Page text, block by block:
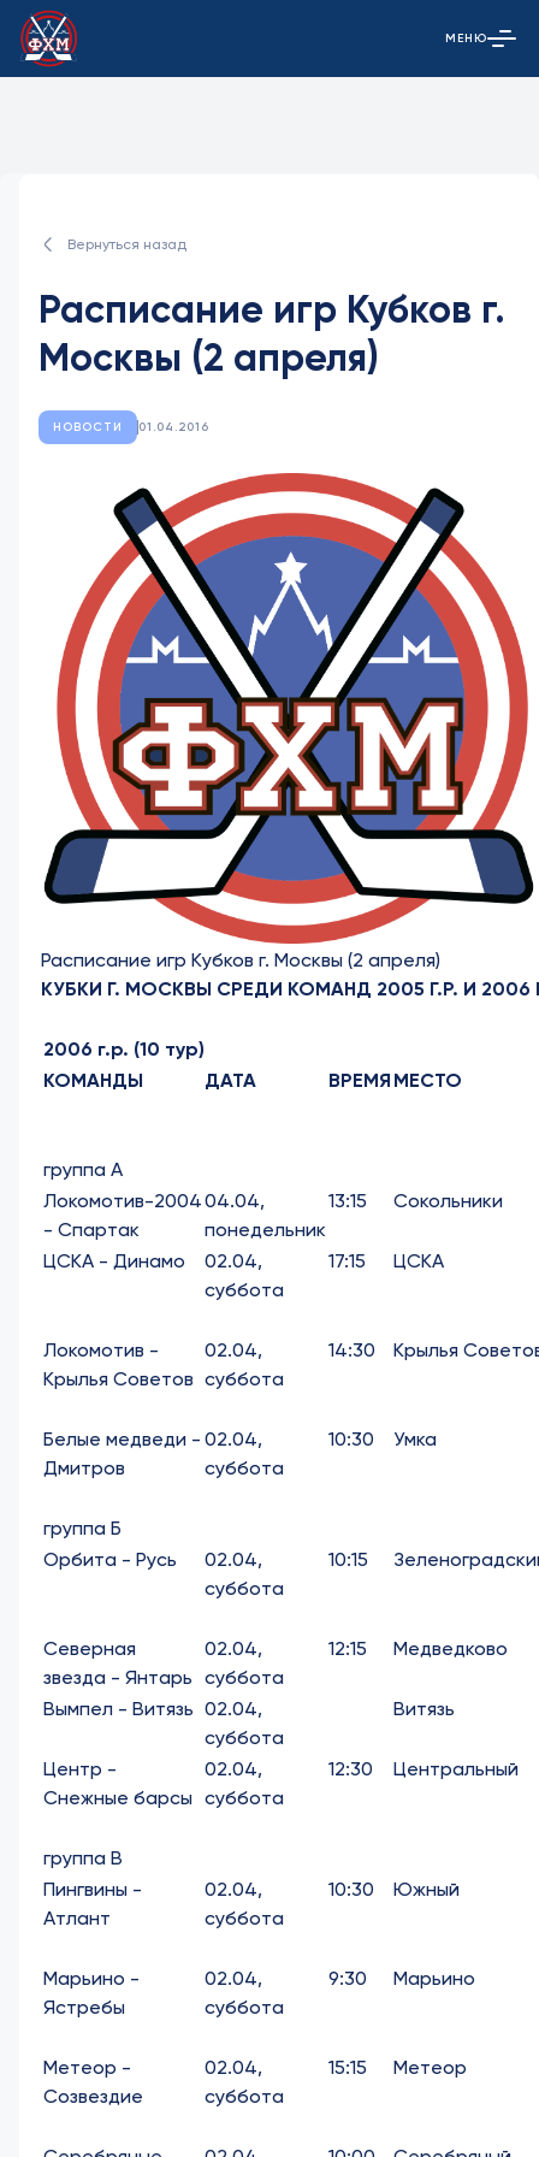
Открыть
МЕНЮ
Вернуться назад
Расписание игр Кубков г.
Москвы (2 апреля)
НОВОСТИ 01.04.2016
Расписание игр Кубков г. Москвы (2 апреля)
КУБКИ Г. МОСКВЫ СРЕДИ КОМАНД 2005 Г.Р. И 2006
2006 г.р. (10 тур)
КОМАНДЫ
ДАТА ВРЕМЯ МЕСТО
группа А
Локомотив-2004
- Спартак
04.04,
понедельник
13:15 Сокольники
ЦСКА - Динамо
02.04,
суббота
17:15 ЦСКА
Локомотив -
Крылья Советов
02.04,
суббота
14:30 Крылья
Белые медведи -
Дмитров
02.04,
суббота
10:30 Умка
группа Б
Орбита - Русь
02.04,
суббота
10:15
Северная
звезда - Янтарь
02.04,
суббота
12:15 Медведково
Вымпел - Витязь 02.04,
суббота
Витязь
Центр -
Снежные барсы
02.04,
суббота
12:30 Центральный
группа В
Пингвины -
Атлант
02.04,
суббота
10:30 Южный
Марьино -
Ястребы
02.04,
суббота
9:30 Марьино
Метеор -
Созвездие
02.04,
суббота
15:15 Метеор